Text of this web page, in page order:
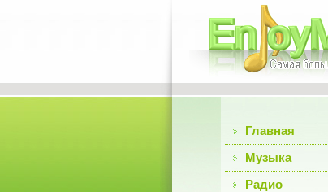
Главная
Музыка
Радио